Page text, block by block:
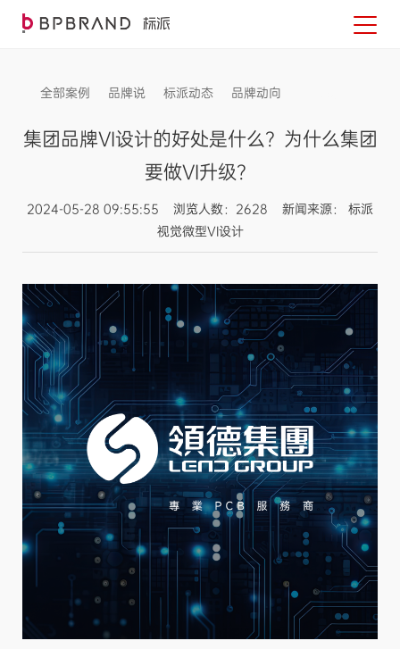
全部案例 品牌说 标派动态 品牌动向
集团品牌VI设计的好处是什么？为什么集团
要做VI升级？
2024-05-28 09:55:55 浏览人数：2628 新闻来源： 标派
视觉微型VI设计